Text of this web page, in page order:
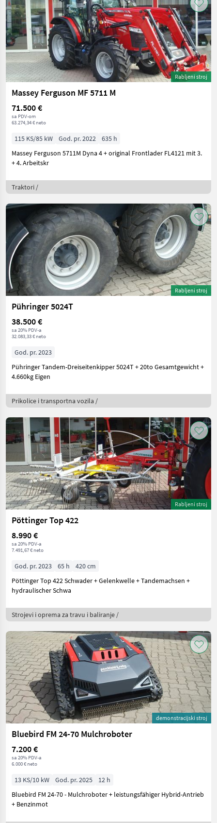
Rabljeni stroj
Massey Ferguson MF 5711 M
71.500 €
sa PDV-om
63.274,34 € neto
115 KS/85 kW God. pr. 2022
635 h
Massey Ferguson 5711M Dyna 4 + original Frontlader FL4121 mit 3.
+ 4. Arbeitskr
Traktori /
Rabljeni stroj
Pühringer 5024T
38.500 €
sa 20% PDV-a
32.083,33 € neto
God. pr. 2023
Pühringer Tandem-Dreiseitenkipper 5024T + 20to Gesamtgewicht +
4.660kg Eigen
Prikolice i transportna vozila /
Rabljeni stroj
Pöttinger Top 422
8.990 €
sa 20% PDV-a
7.491,67 € neto
God. pr. 2023 65 h
420 cm
Pöttinger Top 422 Schwader + Gelenkwelle + Tandemachsen +
hydraulischer Schwa
Strojevi i oprema za travu i baliranje /
demonstracijski stroj
Bluebird FM 24-70 Mulchroboter
7.200 €
sa 20% PDV-a
6.000 € neto
13 KS/10 kW God. pr. 2025
12 h
Bluebird FM 24-70 - Mulchroboter + leistungsfähiger Hybrid-Antrieb
+ Benzinmot